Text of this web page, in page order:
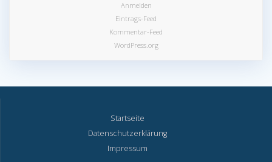
Anmelden
Eintrags-Feed
Kommentar-Feed
WordPress.org
Startseite
Datenschutzerklärung
Impressum